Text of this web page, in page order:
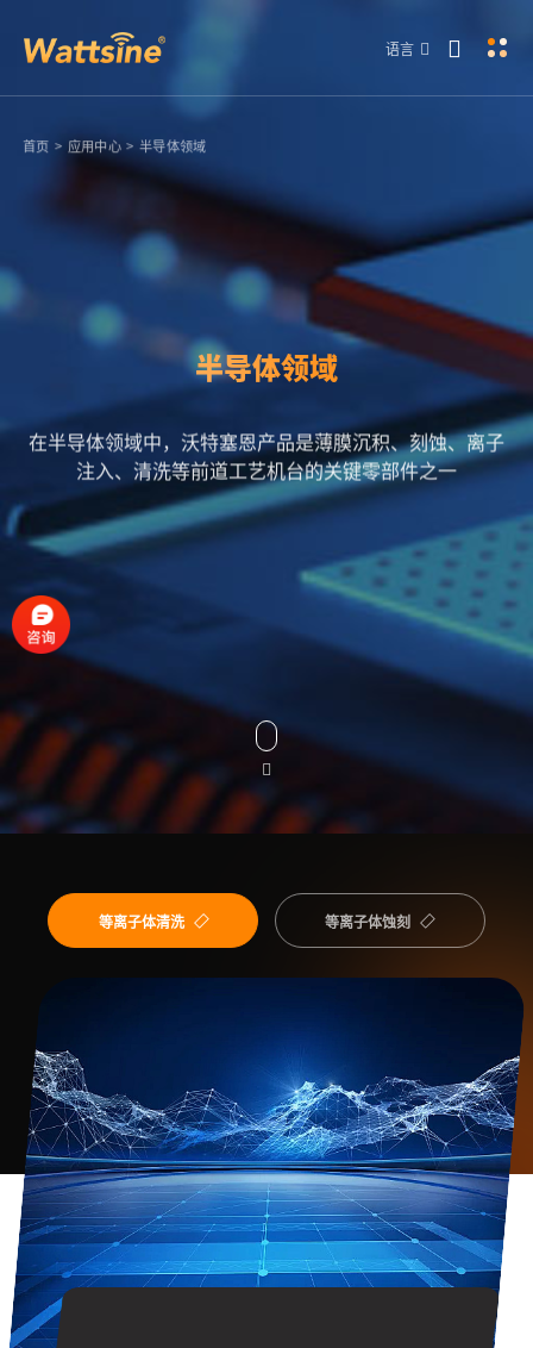
语言
首页 > 应用中心 > 半导体领域
半导体领域
在半导体领域中，沃特塞恩产品是薄膜沉积、刻蚀、离子
注入、清洗等前道工艺机台的关键零部件之一
等离子体清洗 等离子体蚀刻